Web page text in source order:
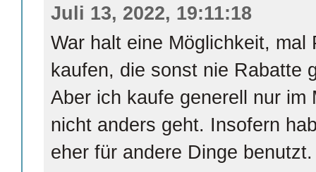
Juli 13, 2022, 19:11:18
War halt eine Möglichkeit, mal
kaufen, die sonst nie Rabatte
Aber ich kaufe generell nur im
nicht anders geht. Insofern
eher für andere Dinge benutzt.